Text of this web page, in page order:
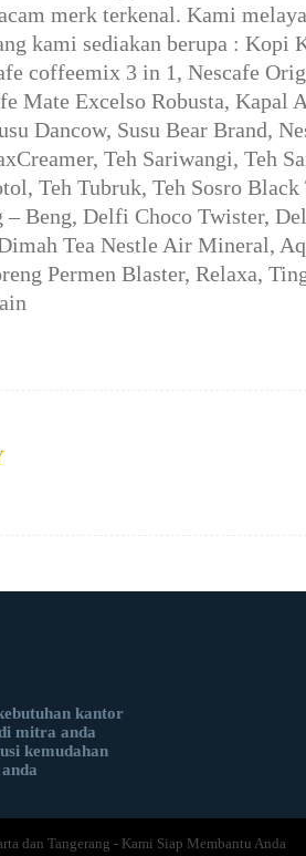
merk terkenal. Kami
kami sediakan berupa : Kopi
coffeemix 3 in 1, Nescafe
Mate Excelso Robusta, Kapal
Dancow, Susu Bear Brand,
Teh Sariwangi, Teh
Teh Tubruk, Teh Sosro
– Beng, Delfi Choco Twister,
Tea Nestle Air Mineral,
Permen Blaster, Relaxa,
kantor
mitra anda
kemudahan
dan Tangerang - Kami Siap Membantu Anda